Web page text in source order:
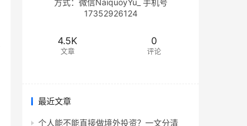
17352926124
4.5K
文章
0
评论
最近文章
个人能不能直接做境外投资？一文分清